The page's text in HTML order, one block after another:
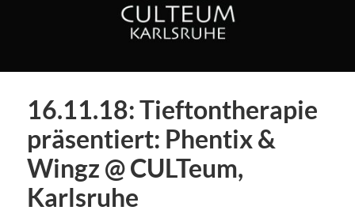
16.11.18: Tieftontherapie
präsentiert: Phentix &
Wingz @ CULTeum,
Karlsruhe